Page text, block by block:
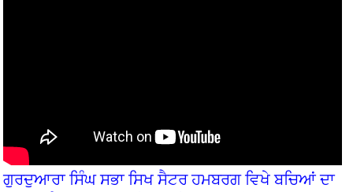
ਗੁਰਦੁਆਰਾ ਸਿੰਘ ਸਭਾ ਸਿਖ ਸੈਟਰ ਹਮਬਰਗ ਵਿਖੇ ਬਚ‌ਿਆਂ ਦਾ